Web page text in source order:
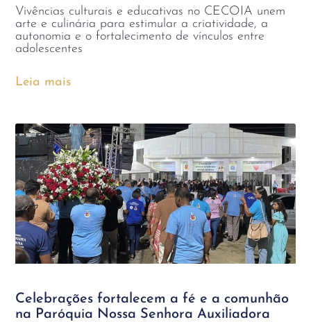
Vivências culturais e educativas no CECOIA unem
arte e culinária para estimular a criatividade, a
autonomia e o fortalecimento de vínculos entre
adolescentes
Leia mais
Celebrações fortalecem a fé e a comunhão
na Paróquia Nossa Senhora Auxiliadora